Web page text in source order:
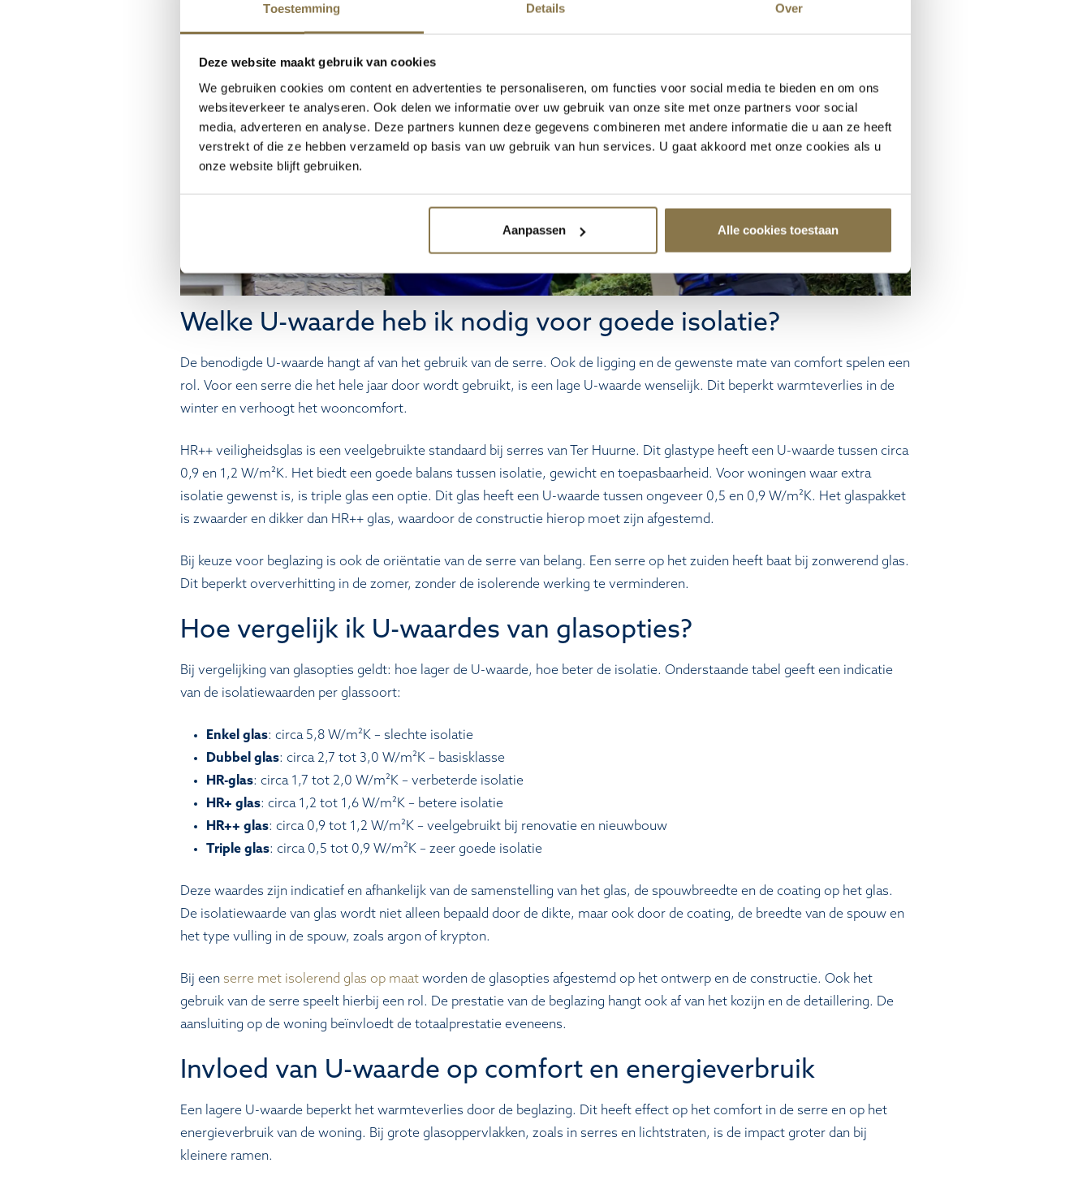
Toestemming Details Over
Deze website maakt gebruik van cookies
We gebruiken cookies om content en advertenties te personaliseren, om functies voor social media te bieden en om ons
websiteverkeer te analyseren. Ook delen we informatie over uw gebruik van onze site met onze partners voor social
media, adverteren en analyse. Deze partners kunnen deze gegevens combineren met andere informatie die u aan ze heeft
verstrekt of die ze hebben verzameld op basis van uw gebruik van hun services. U gaat akkoord met onze cookies als u
onze website blijft gebruiken.
Aanpassen Alle cookies toestaan
Welke U-waarde heb ik nodig voor goede isolatie?
De benodigde U-waarde hangt af van het gebruik van de serre. Ook de ligging en de gewenste mate van comfort spelen een
rol. Voor een serre die het hele jaar door wordt gebruikt, is een lage U-waarde wenselijk. Dit beperkt warmteverlies in de
winter en verhoogt het wooncomfort.
HR++ veiligheidsglas is een veelgebruikte standaard bij serres van Ter Huurne. Dit glastype heeft een U-waarde tussen circa
0,9 en 1,2 W/m²K. Het biedt een goede balans tussen isolatie, gewicht en toepasbaarheid. Voor woningen waar extra
isolatie gewenst is, is triple glas een optie. Dit glas heeft een U-waarde tussen ongeveer 0,5 en 0,9 W/m²K. Het glaspakket
is zwaarder en dikker dan HR++ glas, waardoor de constructie hierop moet zijn afgestemd.
Bij keuze voor beglazing is ook de oriëntatie van de serre van belang. Een serre op het zuiden heeft baat bij zonwerend glas.
Dit beperkt oververhitting in de zomer, zonder de isolerende werking te verminderen.
Hoe vergelijk ik U-waardes van glasopties?
Bij vergelijking van glasopties geldt: hoe lager de U-waarde, hoe beter de isolatie. Onderstaande tabel geeft een indicatie
van de isolatiewaarden per glassoort:
Enkel glas: circa 5,8 W/m²K – slechte isolatie
Dubbel glas: circa 2,7 tot 3,0 W/m²K – basisklasse
HR-glas: circa 1,7 tot 2,0 W/m²K – verbeterde isolatie
HR+ glas: circa 1,2 tot 1,6 W/m²K – betere isolatie
HR++ glas: circa 0,9 tot 1,2 W/m²K – veelgebruikt bij renovatie en nieuwbouw
Triple glas: circa 0,5 tot 0,9 W/m²K – zeer goede isolatie
Deze waardes zijn indicatief en afhankelijk van de samenstelling van het glas, de spouwbreedte en de coating op het glas.
De isolatiewaarde van glas wordt niet alleen bepaald door de dikte, maar ook door de coating, de breedte van de spouw en
het type vulling in de spouw, zoals argon of krypton.
Bij een serre met isolerend glas op maat worden de glasopties afgestemd op het ontwerp en de constructie. Ook het
gebruik van de serre speelt hierbij een rol. De prestatie van de beglazing hangt ook af van het kozijn en de detaillering. De
aansluiting op de woning beïnvloedt de totaalprestatie eveneens.
Invloed van U-waarde op comfort en energieverbruik
Een lagere U-waarde beperkt het warmteverlies door de beglazing. Dit heeft effect op het comfort in de serre en op het
energieverbruik van de woning. Bij grote glasoppervlakken, zoals in serres en lichtstraten, is de impact groter dan bij
kleinere ramen.